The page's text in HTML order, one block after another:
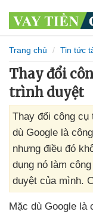
Trang chủ Tin tức
Thay đổi
trình duyệt
Thay đổi công
dù Google là
nhưng điều đó
dụng nó làm
duyệt của mình.
Mặc dù Google là